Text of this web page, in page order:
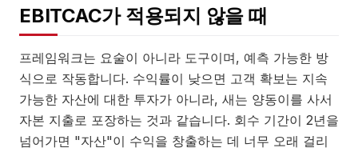
EBITCAC가 적용되지 않을 때
프레임워크는 요술이 아니라 도구이며, 예측 가능한 방
식으로 작동합니다. 수익률이 낮으면 고객 확보는 지속
가능한 자산에 대한 투자가 아니라, 새는 양동이를 사서
자본 지출로 포장하는 것과 같습니다. 회수 기간이 2년을
넘어가면 "자산"이 수익을 창출하는 데 너무 오래 걸리